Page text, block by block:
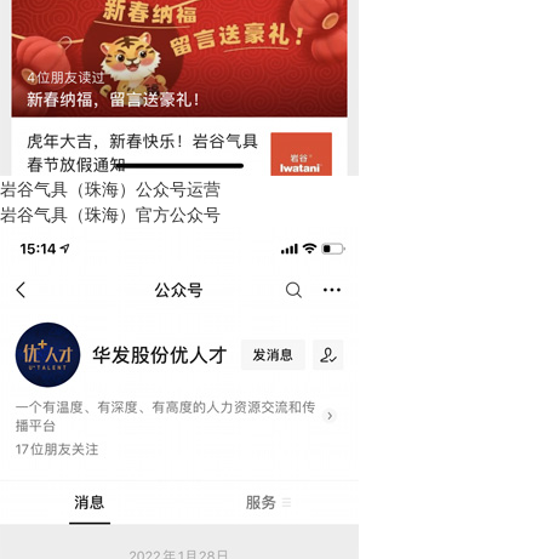
岩谷气具（珠海）公众号运营
岩谷气具（珠海）官方公众号